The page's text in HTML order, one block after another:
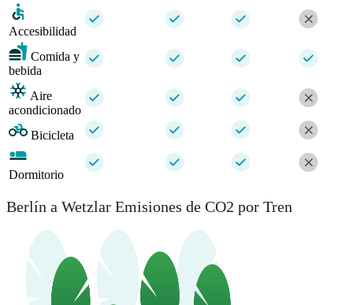
Accesibilidad
Comida y
bebida
Aire
acondicionado
Bicicleta
Dormitorio
Berlín a Wetzlar Emisiones de CO2 por Tren